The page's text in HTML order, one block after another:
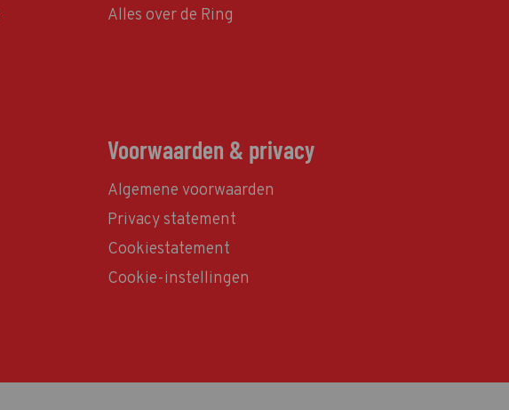
Alles over de Ring
Voorwaarden & privacy
Algemene voorwaarden
Privacy statement
Cookiestatement
Cookie-instellingen